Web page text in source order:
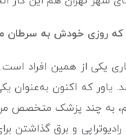
که روزی خودش به سرطان
رادیوتراپی و برق